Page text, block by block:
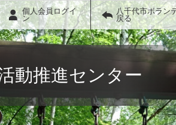
個人会員ログイ
ン
八千代市ボラン
戻る
動推進センター